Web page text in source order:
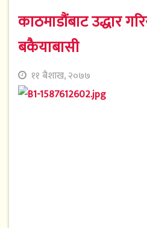
काठमाडौंबाट उद्धार
बकैयाबासी
११ बैशाख, २०७७